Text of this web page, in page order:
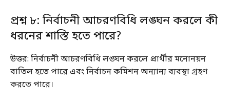
প্রশ্ন ৮: নির্বাচনী আচরণবিধি লঙ্ঘন করলে কী
ধরনের শাস্তি হতে পারে?
উত্তর: নির্বাচনী আচরণবিধি লঙ্ঘন করলে প্রার্থীর মনোনয়ন
বাতিল হতে পারে এবং নির্বাচন কমিশন অন্যান্য ব্যবস্থা গ্রহণ
করতে পারে।